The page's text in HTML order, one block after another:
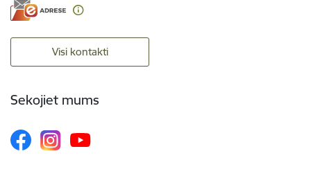
Visi kontakti
Sekojiet mums